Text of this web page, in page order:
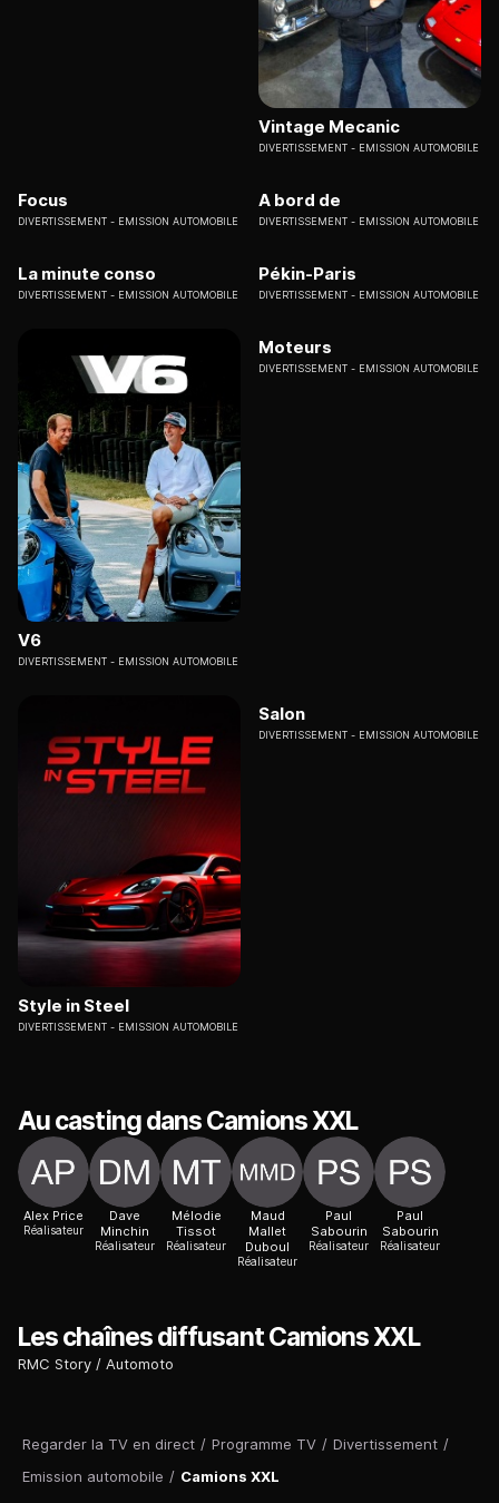
Regarder la TV en direct / Programme TV / Divertissement /
Emission automobile / Camions XXL
Vintage Mecanic
DIVERTISSEMENT EMISSION AUTOMOBILE
Focus
DIVERTISSEMENT EMISSION AUTOMOBILE
A bord de
DIVERTISSEMENT EMISSION AUTOMOBILE
La minute conso
DIVERTISSEMENT EMISSION AUTOMOBILE
Pékin-Paris
DIVERTISSEMENT EMISSION AUTOMOBILE
V6
DIVERTISSEMENT EMISSION AUTOMOBILE
Moteurs
DIVERTISSEMENT EMISSION AUTOMOBILE
Style in Steel
DIVERTISSEMENT EMISSION AUTOMOBILE
Salon
DIVERTISSEMENT EMISSION AUTOMOBILE
Au casting dans Camions XXL
Alex Price
Réalisateur
Dave
Minchin
Réalisateur
Mélodie
Tissot
Réalisateur
Maud
Mallet
Duboul
Réalisateur
Paul
Sabourin
Réalisateur
Paul
Sabourin
Réalisateur
Les chaînes diffusant Camions XXL
RMC Story Automoto